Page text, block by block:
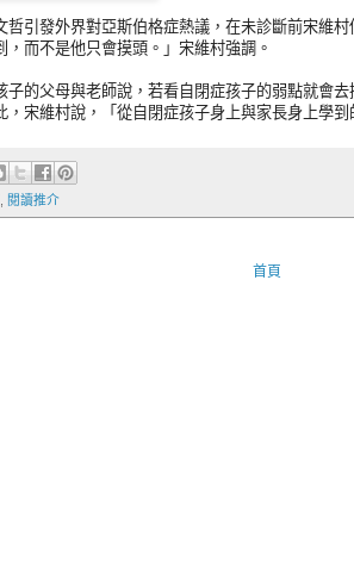
哲引發外界對亞斯伯格症熱議，在未診斷前宋維
，而不是他只會摸頭。」宋維村強調。
子的父母與老師說，若看自閉症孩子的弱點就會
，宋維村說，「從自閉症孩子身上與家長身上學到
閱讀推介
首頁